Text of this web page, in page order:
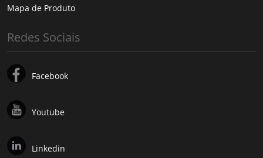
Mapa de Produto
Redes Sociais
Facebook
Youtube
Linkedin